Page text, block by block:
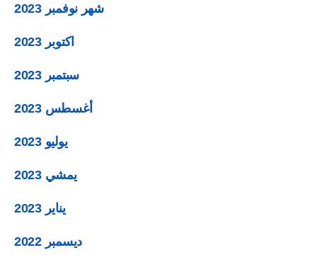
شهر نوفمبر 2023
اكتوبر 2023
سبتمبر 2023
أغسطس 2023
يمشي 2023
ديسمبر 2022